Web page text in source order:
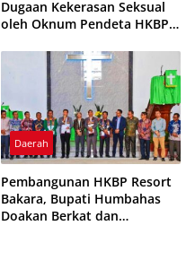
Dugaan Kekerasan Seksual
oleh Oknum Pendeta HKBP,
Daerah
Pembangunan HKBP Resort
Bakara, Bupati Humbahas
Doakan Berkat dan